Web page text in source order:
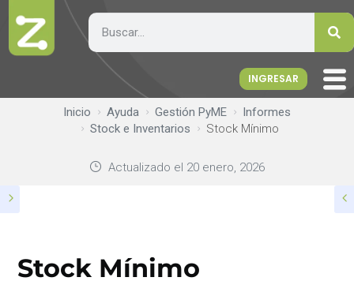
INGRESAR
Inicio Ayuda Gestión PyME
Informes
Stock e Inventarios
Stock Mínimo
Actualizado el 20 enero, 2026
Stock Mínimo